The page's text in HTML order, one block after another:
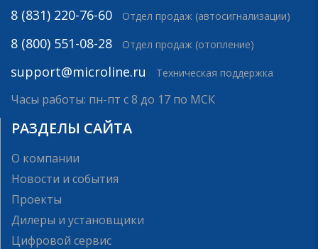
8 (831) 220-76-60 Отдел продаж (автосигнализации)
8 (800) 551-08-28 Отдел продаж (отопление)
support@microline.ru Техническая поддержка
Часы работы: пн-пт с 8 до 17 по МСК
РАЗДЕЛЫ САЙТА
О компании
Новости и события
Проекты
Дилеры и установщики
Цифровой сервис